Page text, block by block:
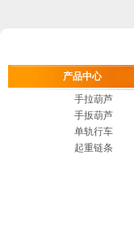
产品中心
手拉葫芦
手扳葫芦
单轨行车
起重链条